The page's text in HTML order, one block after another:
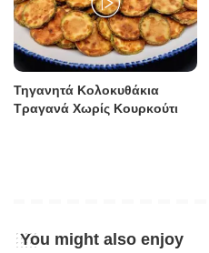
Τηγανητά Κολοκυθάκια
Τραγανά Χωρίς Κουρκούτι
You might also enjoy